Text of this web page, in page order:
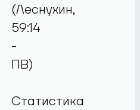
(Леснухин,
59:14
-
ПВ)
Статистика